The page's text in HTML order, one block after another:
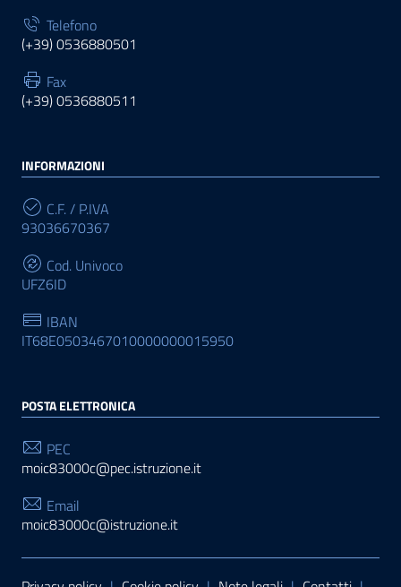
Telefono
(+39) 0536880501
Fax
(+39) 0536880511
INFORMAZIONI
C.F. / P.IVA
93036670367
Cod. Univoco
UFZ6ID
IBAN
IT68E0503467010000000015950
POSTA ELETTRONICA
PEC
moic83000c@pec.istruzione.it
Email
moic83000c@istruzione.it